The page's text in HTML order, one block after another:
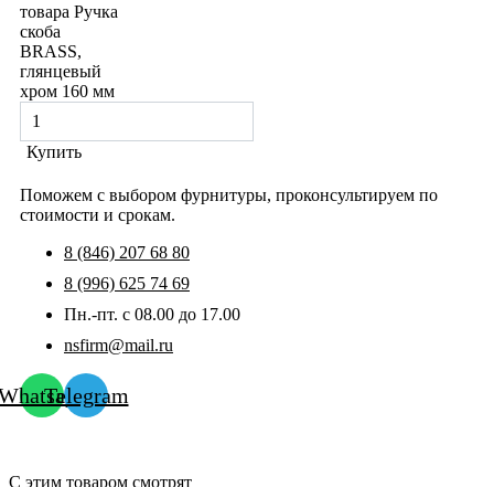
товара Ручка
скоба
BRASS,
глянцевый
хром 160 мм
Купить
Поможем с выбором фурнитуры, проконсультируем по
стоимости и срокам.
8 (846) 207 68 80
8 (996) 625 74 69
Пн.-пт. с 08.00 до 17.00
nsfirm@mail.ru
Telegram
С этим товаром смотрят